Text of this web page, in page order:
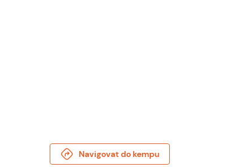
Navigovat do kempu